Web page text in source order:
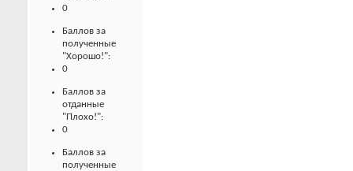
0
Баллов за
полученные
"Хорошо!":
0
Баллов за
отданные
"Плохо!":
0
Баллов за
полученные